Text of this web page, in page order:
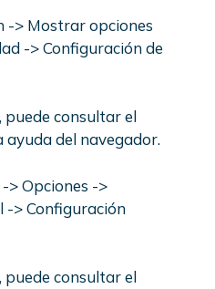
-> Mostrar opciones
-> Configuración de
puede consultar el
ayuda del navegador.
> Opciones ->
-> Configuración
puede consultar el